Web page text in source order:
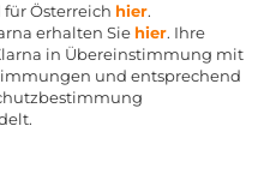
für Österreich hier.
erhalten Sie hier. Ihre
in Übereinstimmung mit
und entsprechend